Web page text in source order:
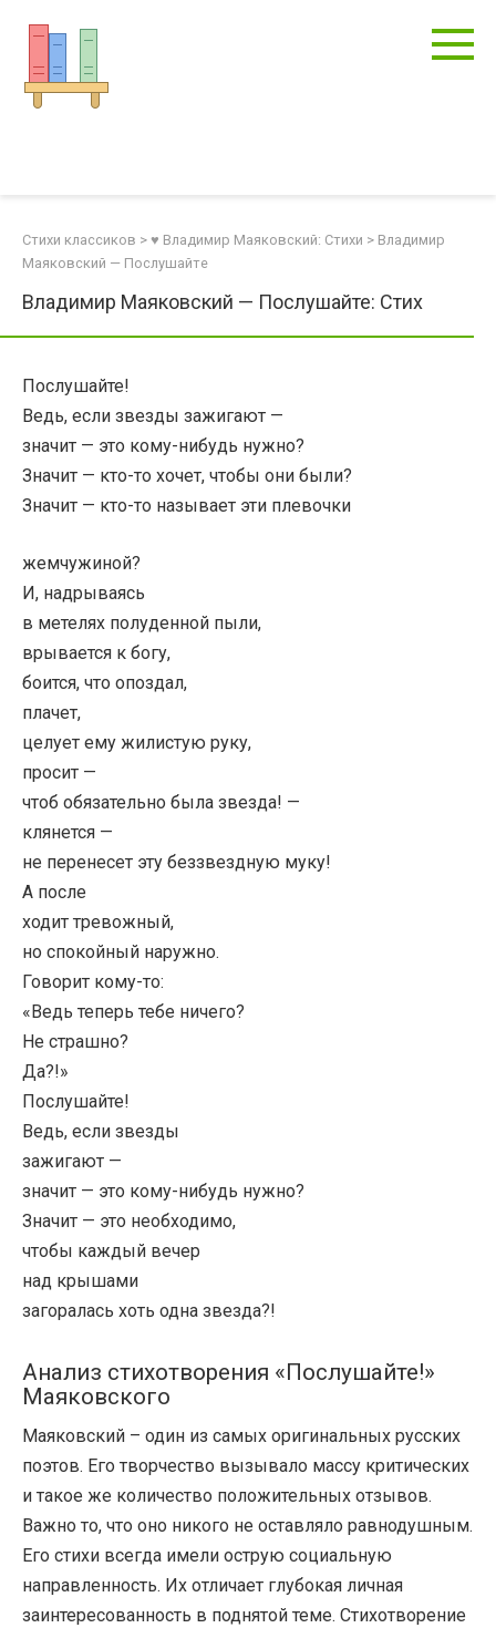
контенту
Стихи классиков > ♥ Владимир Маяковский: Стихи > Владимир
Маяковский — Послушайте
Владимир Маяковский — Послушайте: Стих
Послушайте!
Ведь, если звезды зажигают —
значит — это кому-нибудь нужно?
Значит — кто-то хочет, чтобы они были?
Значит — кто-то называет эти плевочки
жемчужиной?
И, надрываясь
в метелях полуденной пыли,
врывается к богу,
боится, что опоздал,
плачет,
целует ему жилистую руку,
просит —
чтоб обязательно была звезда! —
клянется —
не перенесет эту беззвездную муку!
А после
ходит тревожный,
но спокойный наружно.
Говорит кому-то:
«Ведь теперь тебе ничего?
Не страшно?
Да?!»
Послушайте!
Ведь, если звезды
зажигают —
значит — это кому-нибудь нужно?
Значит — это необходимо,
чтобы каждый вечер
над крышами
загоралась хоть одна звезда?!
Анализ стихотворения «Послушайте!»
Маяковского
Маяковский – один из самых оригинальных русских
поэтов. Его творчество вызывало массу критических
и такое же количество положительных отзывов.
Важно то, что оно никого не оставляло равнодушным.
Его стихи всегда имели острую социальную
направленность. Их отличает глубокая личная
заинтересованность в поднятой теме. Стихотворение